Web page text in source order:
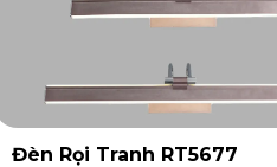
Đèn Rọi Tranh RT5677